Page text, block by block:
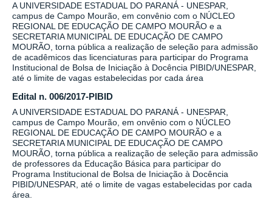
A UNIVERSIDADE ESTADUAL DO PARANÁ - UNESPAR,
campus de Campo Mourão, em convênio com o NÚCLEO
REGIONAL DE EDUCAÇÃO DE CAMPO MOURÃO e a
SECRETARIA MUNICIPAL DE EDUCAÇÃO DE CAMPO
MOURÃO, torna pública a realização de seleção para admissão
de acadêmicos das licenciaturas para participar do Programa
Institucional de Bolsa de Iniciação à Docência PIBID/UNESPAR,
até o limite de vagas estabelecidas por cada área
Edital n. 006/2017-PIBID
A UNIVERSIDADE ESTADUAL DO PARANÁ - UNESPAR,
campus de Campo Mourão, em onvênio com o NÚCLEO
REGIONAL DE EDUCAÇÃO DE CAMPO MOURÃO e a
SECRETARIA MUNICIPAL DE EDUCAÇÃO DE CAMPO
MOURÃO, torna pública a realização de seleção para admissão
de professores da Educação Básica para participar do
Programa Institucional de Bolsa de Iniciação à Docência
PIBID/UNESPAR, até o limite de vagas estabelecidas por cada
área.